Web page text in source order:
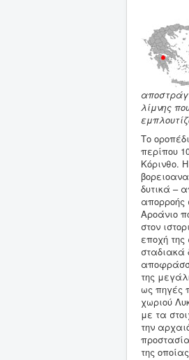
λίμνης
Το
περίπου
Κόρινθο.
δυτικά –
απορροής
Αροάνιο
στον
εποχή
σταδιακά
της
ως πηγές
χωριού
με τα
την
της